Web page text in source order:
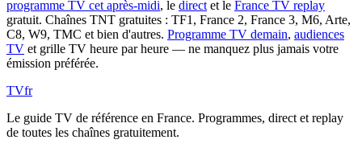
programme TV cet après-midi, le direct et le France TV replay
gratuit. Chaînes TNT gratuites : TF1, France 2, France 3, M6, Arte,
C8, W9, TMC et bien d'autres. Programme TV demain, audiences
TV et grille TV heure par heure — ne manquez plus jamais votre
émission préférée.
TVfr
Le guide TV de référence en France. Programmes, direct et replay
de toutes les chaînes gratuitement.